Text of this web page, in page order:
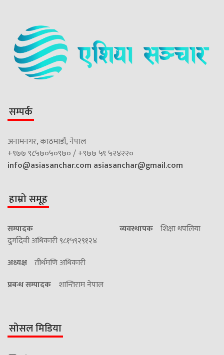
सम्पर्क
अनामनगर, काठमाडौं, नेपाल
+९७७ ९८५७०५०९७० / +९७७ ५९ ५२४२२०
info@asiasanchar.com asiasanchar@gmail.com
हाम्रो समूह
सम्पादक
दुर्गादेवी अधिकारी ९८१५९२९१२४
व्यवस्थापक शिक्षा थपलिया
अध्यक्ष तीर्थमणि अधिकारी
प्रबन्ध सम्पादक शान्तिराम नेपाल
सोसल मिडिया